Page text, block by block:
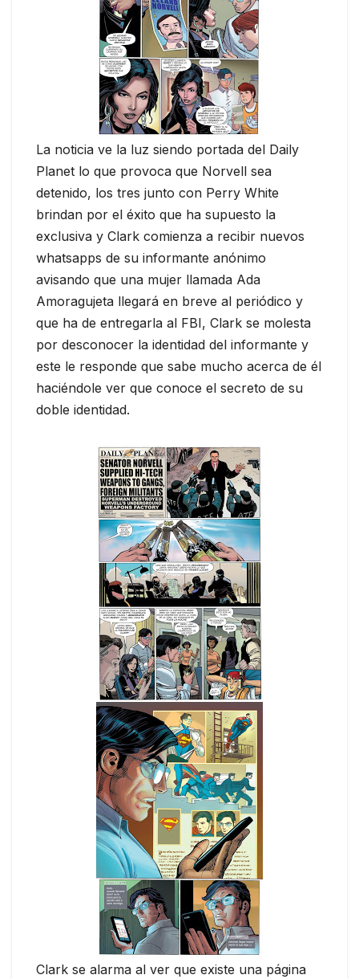
La noticia ve la luz siendo portada del Daily
Planet lo que provoca que Norvell sea
detenido, los tres junto con Perry White
brindan por el éxito que ha supuesto la
exclusiva y Clark comienza a recibir nuevos
whatsapps de su informante anónimo
avisando que una mujer llamada Ada
Amoragujeta llegará en breve al periódico y
que ha de entregarla al FBI, Clark se molesta
por desconocer la identidad del informante y
este le responde que sabe mucho acerca de él
haciéndole ver que conoce el secreto de su
doble identidad.
Clark se alarma al ver que existe una página